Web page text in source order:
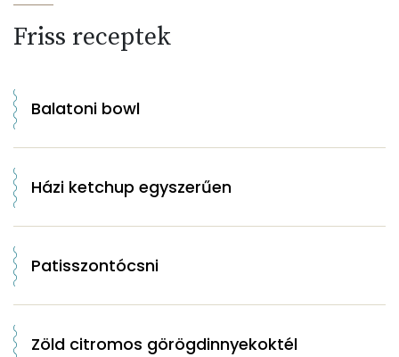
Friss receptek
Balatoni bowl
Házi ketchup egyszerűen
Patisszontócsni
Zöld citromos görögdinnyekoktél